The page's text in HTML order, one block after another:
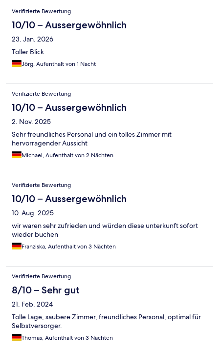
Bewertungen
Verifizierte Bewertung
10/10 – Aussergewöhnlich
23. Jan. 2026
Toller Blick
Jörg, Aufenthalt von 1 Nacht
Verifizierte Bewertung
10/10 – Aussergewöhnlich
2. Nov. 2025
Sehr freundliches Personal und ein tolles Zimmer mit
hervorragender Aussicht
Michael, Aufenthalt von 2 Nächten
Verifizierte Bewertung
10/10 – Aussergewöhnlich
10. Aug. 2025
wir waren sehr zufrieden und würden diese unterkunft sofort
wieder buchen
Franziska, Aufenthalt von 3 Nächten
Verifizierte Bewertung
8/10 – Sehr gut
21. Feb. 2024
Tolle Lage, saubere Zimmer, freundliches Personal, optimal für
Selbstversorger.
Thomas, Aufenthalt von 3 Nächten